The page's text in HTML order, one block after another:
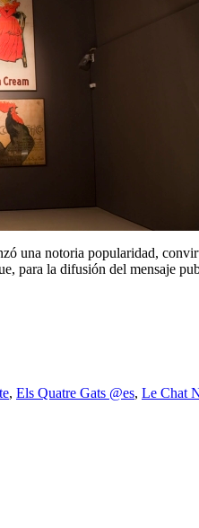
una notoria popularidad,
para la difusión del mensaje
, Els Quatre Gats @es, Le Chat